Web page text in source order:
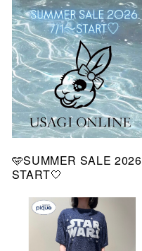
🩵SUMMER SALE 2026
START🤍